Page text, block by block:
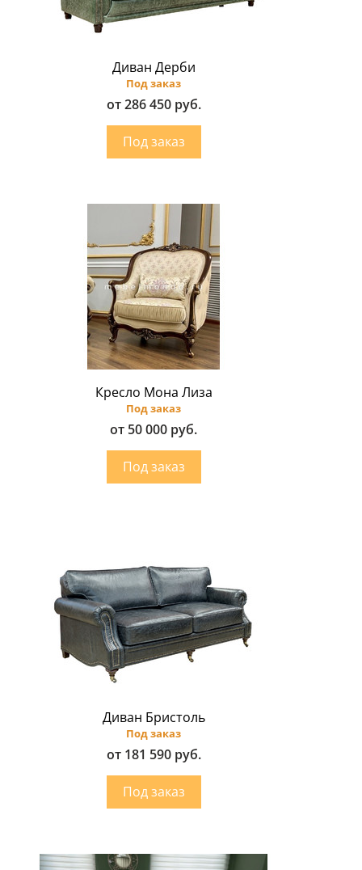
Диван Дерби
Под заказ
от 286 450 руб.
Кресло Мона Лиза
Под заказ
от 50 000 руб.
Диван Бристоль
Под заказ
от 181 590 руб.